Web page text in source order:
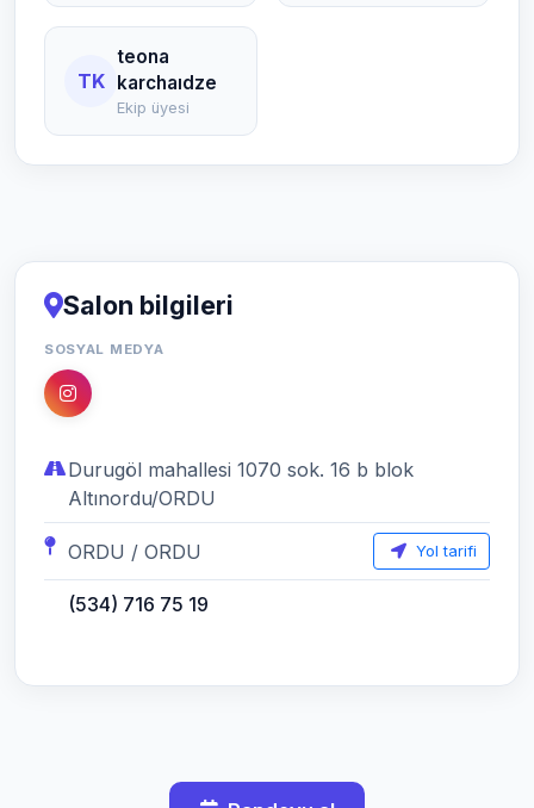
TK
teona
karchaıdze
Ekip üyesi
Salon bilgileri
SOSYAL MEDYA
Durugöl mahallesi 1070 sok. 16 b blok
Altınordu/ORDU
ORDU / ORDU Yol tarifi
(534) 716 75 19